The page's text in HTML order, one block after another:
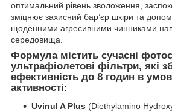
оптимальний рівень зволоження,
зміцнює захисний бар’єр шкіри та
щоденними агресивними чинниками
середовища.
Формула містить сучасні
ультрафіолетові фільтри, які
ефективність до 8 годин в
активності:
Uvinul A Plus (Diethylamino